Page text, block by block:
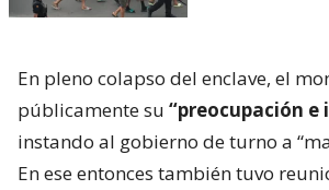
En pleno colapso del enclave, el
públicamente su “preocupación e
instando al gobierno de turno a
En ese entonces también tuvo